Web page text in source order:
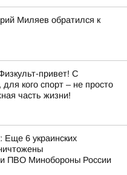
Миляев обратился к
привет! С
кого спорт – не просто
часть жизни!
6 украинских
ПВО Минобороны России